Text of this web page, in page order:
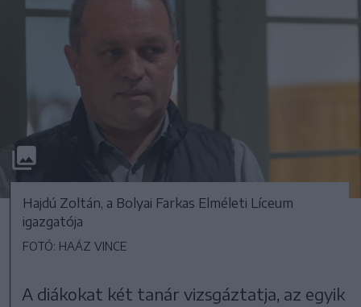
Hajdú Zoltán, a Bolyai Farkas Elméleti Líceum
igazgatója
FOTÓ: HAÁZ VINCE
A diákokat két tanár vizsgáztatja, az egyik